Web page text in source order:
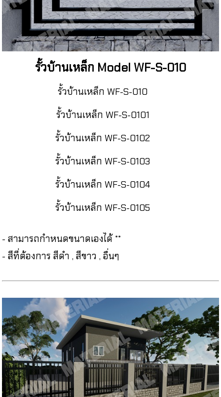
รั้วบ้านเหล็ก Model WF-S-010
รั้วบ้านเหล็ก WF-S-010
รั้วบ้านเหล็ก WF-S-0101
รั้วบ้านเหล็ก WF-S-0102
รั้วบ้านเหล็ก WF-S-0103
รั้วบ้านเหล็ก WF-S-0104
รั้วบ้านเหล็ก WF-S-0105
- สามารถกำหนดขนาดเองได้ **
- สีที่ต้องการ สีดำ , สีขาว , อื่นๆ